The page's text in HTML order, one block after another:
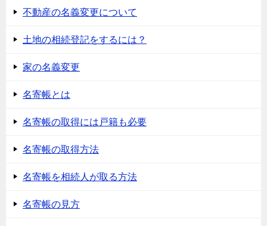
不動産の名義変更について
土地の相続登記をするには？
家の名義変更
名寄帳とは
名寄帳の取得には戸籍も必要
名寄帳の取得方法
名寄帳を相続人が取る方法
名寄帳の見方